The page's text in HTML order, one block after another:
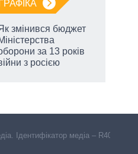
змінився бюджет
за 13 років
з росією
Ідентифікатор медіа – R40-